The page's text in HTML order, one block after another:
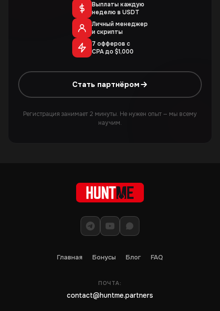
Выплаты каждую
неделю в USDT
Личный менеджер
и скрипты
7 офферов с
CPA до $1,000
Стать партнёром
Регистрация занимает 2 минуты. Не нужен опыт — мы всему
научим.
Главная Бонусы Блог FAQ
ПОЧТА:
contact@huntme.partners